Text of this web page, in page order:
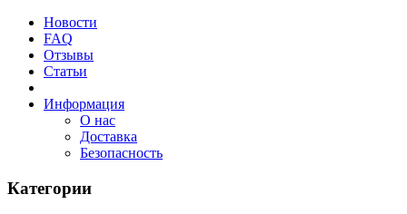
Новости
FAQ
Отзывы
Статьи
Информация
О нас
Доставка
Безопасность
Категории